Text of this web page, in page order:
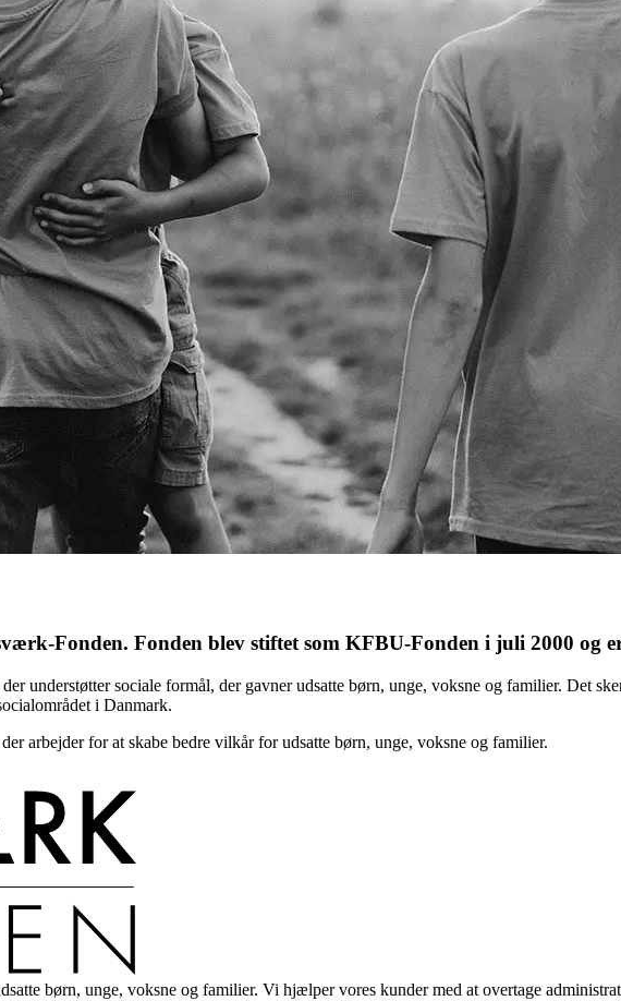
Fonden. Fonden blev stiftet som KFBU-Fonden i juli 2000
understøtter sociale formål, der gavner udsatte børn, unge, voksne og familier. Det
i Danmark.
arbejder for at skabe bedre vilkår for udsatte børn, unge, voksne og familier.
børn, unge, voksne og familier. Vi hjælper vores kunder med at overtage